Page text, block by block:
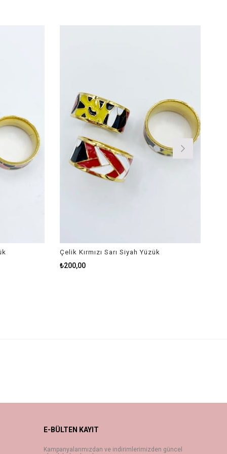
Çelik Kırmızı Sarı Siyah Yüzük
₺200,00
E-BÜLTEN KAYIT
Kampanyalarımızdan ve indirimlerimizden güncel